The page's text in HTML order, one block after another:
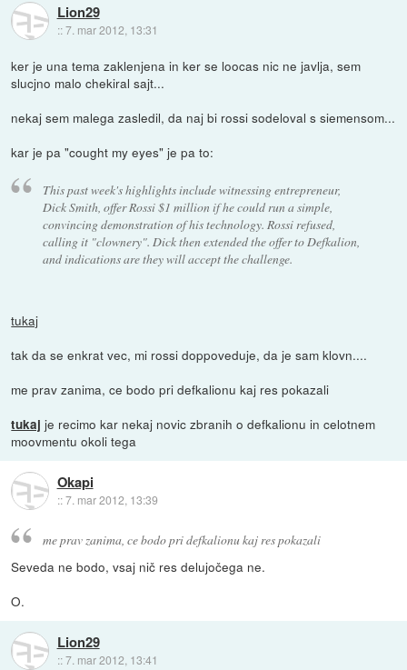
Lion29
::7. mar 2012, 13:31
ker je una tema zaklenjena in ker se loocas nic ne javlja, sem
slucjno malo chekiral sajt...
nekaj sem malega zasledil, da naj bi rossi sodeloval s siemensom...
kar je pa "cought my eyes" je pa to:
This past week's highlights include witnessing entrepreneur,
Dick Smith, offer Rossi $1 million if he could run a simple,
convincing demonstration of his technology. Rossi refused,
calling it "clownery". Dick then extended the offer to Defkalion,
and indications are they will accept the challenge.
tukaj
tak da se enkrat vec, mi rossi doppoveduje, da je sam klovn....
me prav zanima, ce bodo pri defkalionu kaj res pokazali
tukaj je recimo kar nekaj novic zbranih o defkalionu in celotnem
moovmentu okoli tega
Okapi
::7. mar 2012, 13:39
me prav zanima, ce bodo pri defkalionu kaj res pokazali
Seveda ne bodo, vsaj nič res delujočega ne.
O.
Lion29
::7. mar 2012, 13:41